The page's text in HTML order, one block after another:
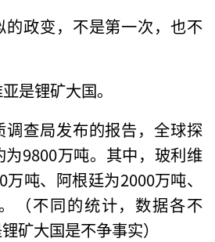
的政变，不是第一次，也不
是锂矿大国。
调查局发布的报告，全球探
9800万吨。其中，玻利维
吨、阿根廷为2000万吨、
（不同的统计，数据各不
矿大国是不争事实）